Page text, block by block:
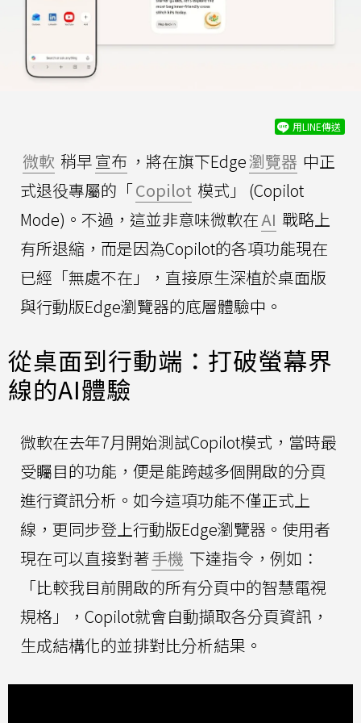
用LINE傳送
微軟 稍早宣布 ，將在旗下Edge瀏覽器 中正
式退役專屬的「Copilot 模式」 (Copilot
Mode)。不過，這並非意味微軟在AI 戰略上
有所退縮，而是因為Copilot的各項功能現在
已經「無處不在」，直接原生深植於桌面版
與行動版Edge瀏覽器的底層體驗中。
從桌面到行動端：打破螢幕界
線的AI體驗
微軟在去年7月開始測試Copilot模式，當時最
受矚目的功能，便是能跨越多個開啟的分頁
進行資訊分析。如今這項功能不僅正式上
線，更同步登上行動版Edge瀏覽器。使用者
現在可以直接對著手機 下達指令，例如：
「比較我目前開啟的所有分頁中的智慧電視
規格」，Copilot就會自動擷取各分頁資訊，
生成結構化的並排對比分析結果。